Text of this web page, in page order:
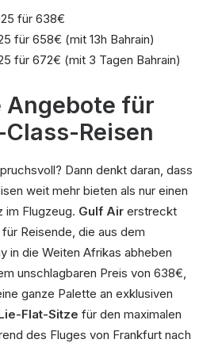
für 638€
für 658€ (mit 13h Bahrain)
für 672€ (mit 3 Tagen Bahrain)
Angebote für
Reisen
Dann denkt daran, dass
weit mehr bieten als nur einen
im Flugzeug. Gulf Air erstreckt
Reisende, die aus dem
in die Weiten Afrikas abheben
unschlagbaren Preis von 638€,
ganze Palette an exklusiven
Flat-Sitze für den maximalen
des Fluges von Frankfurt nach